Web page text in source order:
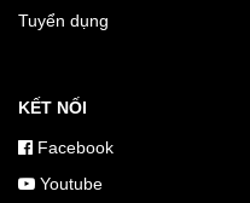
Tuyển dụng
KẾT NỐI
Facebook
Youtube